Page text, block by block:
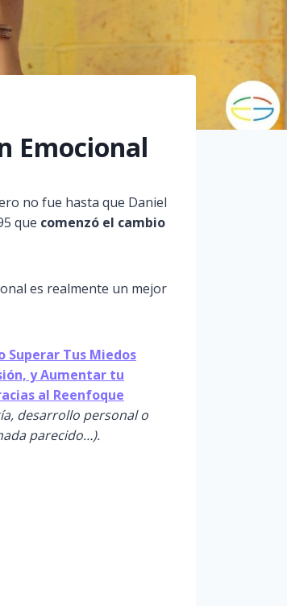
Emocional
no fue hasta que Daniel
que comenzó el cambio
es realmente un mejor
Superar Tus Miedos
y Aumentar tu
al Reenfoque
desarrollo personal o
parecido…).